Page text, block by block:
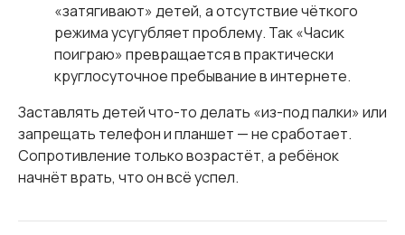
«затягивают» детей, а отсутствие чёткого
режима усугубляет проблему. Так «Часик
поиграю» превращается в практически
круглосуточное пребывание в интернете.
Заставлять детей что-то делать «из-под палки» или
запрещать телефон и планшет — не сработает.
Сопротивление только возрастёт, а ребёнок
начнёт врать, что он всё успел.